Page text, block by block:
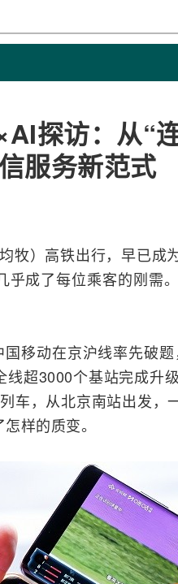
探访：从“
服务新范式
牧）高铁出行，早已成
乎成了每位乘客的刚需
国移动在京沪线率先破
线超3000个基站完成升
车，从北京南站出发，
样的质变。